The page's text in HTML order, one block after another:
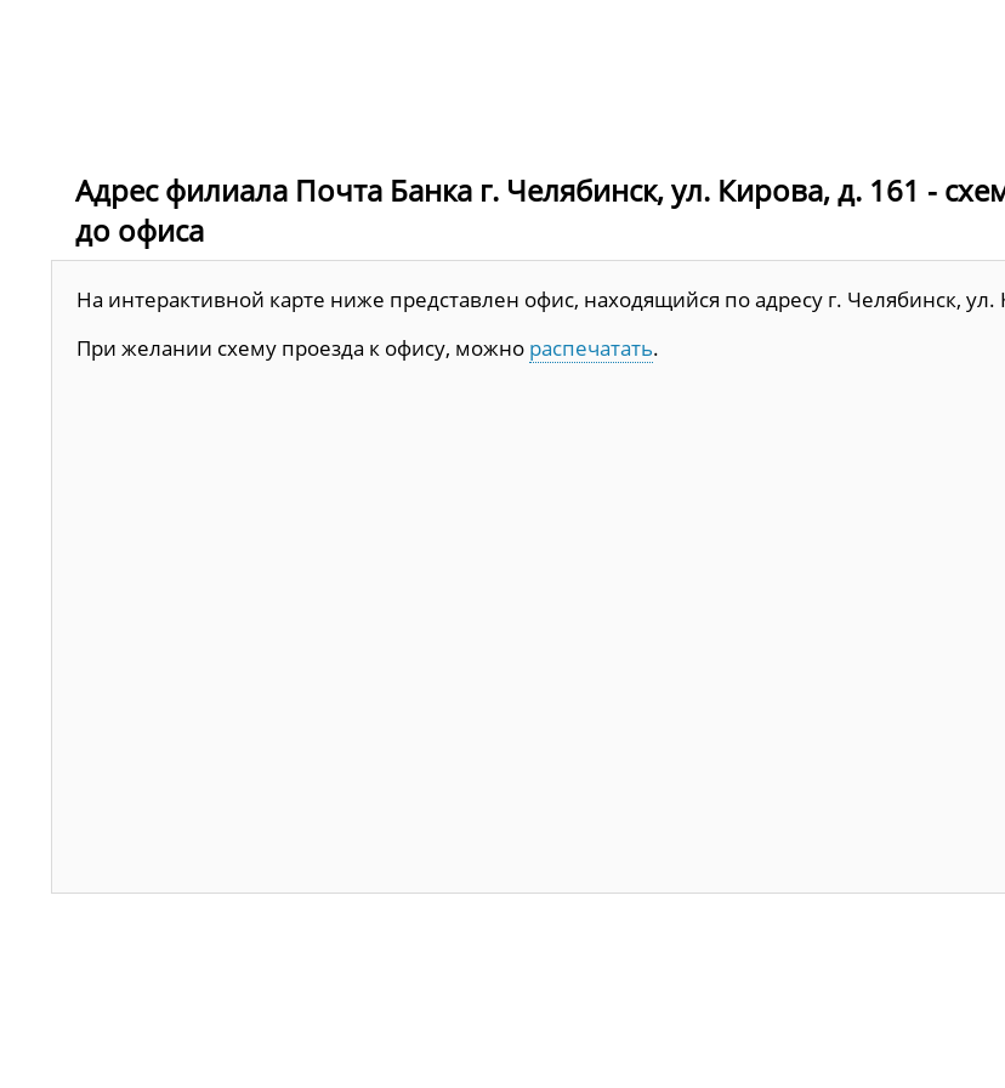
Адрес филиала Почта Банка г. Челябинск, ул. Кирова, д. 161 -
до офиса
На интерактивной карте ниже представлен офис, находящийся по адресу г. Челябинск, ул.
При желании схему проезда к офису, можно распечатать.